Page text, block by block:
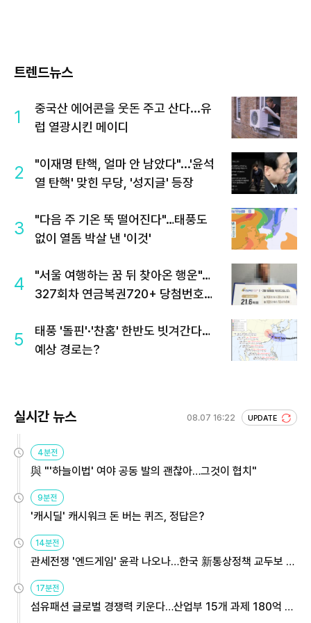
트렌드뉴스
1
중국산 에어콘을 웃돈 주고 산다...유
럽 열광시킨 메이디
2
"이재명 탄핵, 얼마 안 남았다"...'윤석
열 탄핵' 맞힌 무당, '성지글' 등장
3
"다음 주 기온 뚝 떨어진다"…태풍도
없이 열돔 박살 낸 '이것'
4
"서울 여행하는 꿈 뒤 찾아온 행운"…
327회차 연금복권720+ 당첨번호조
5
태풍 '돌핀'·'찬홈' 한반도 빗겨간다…
예상 경로는?
실시간 뉴스 08.07 16:22 UPDATE
4분전
與 "'하늘이법' 여야 공동 발의 괜찮아…그것이 협치"
9분전
'캐시딜' 캐시워크 돈 버는 퀴즈, 정답은?
14분전
관세전쟁 '엔드게임' 윤곽 나오나…한국 新통상정책 교두보 활
용해야
17분전
섬유패션 글로벌 경쟁력 키운다…산업부 15개 과제 180억 지